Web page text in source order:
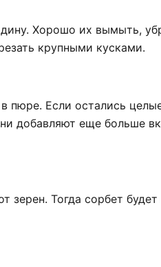
Хорошо их вымыть,
крупными кусками.
пюре. Если остались
добавляют еще больше
зерен. Тогда сорбет будет